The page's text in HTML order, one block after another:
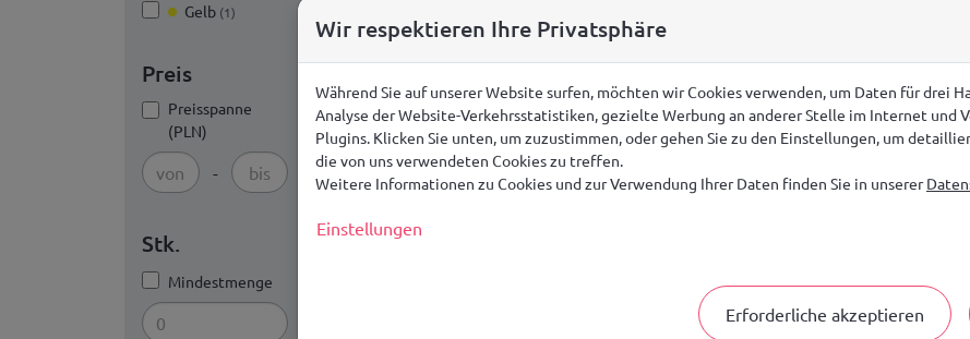
Gelb (1)
Preis
Preisspanne
(PLN)
-
Stk.
Mindestmenge
Wir respektieren Ihre Privatsphäre
Während Sie auf unserer Website surfen, möchten wir Cookies verwenden, um Daten für drei
Analyse der Website-Verkehrsstatistiken, gezielte Werbung an anderer Stelle im Internet und
Plugins. Klicken Sie unten, um zuzustimmen, oder gehen Sie zu den Einstellungen, um
die von uns verwendeten Cookies zu treffen.
Weitere Informationen zu Cookies und zur Verwendung Ihrer Daten finden Sie in unserer
Einstellungen
Erforderliche akzeptieren